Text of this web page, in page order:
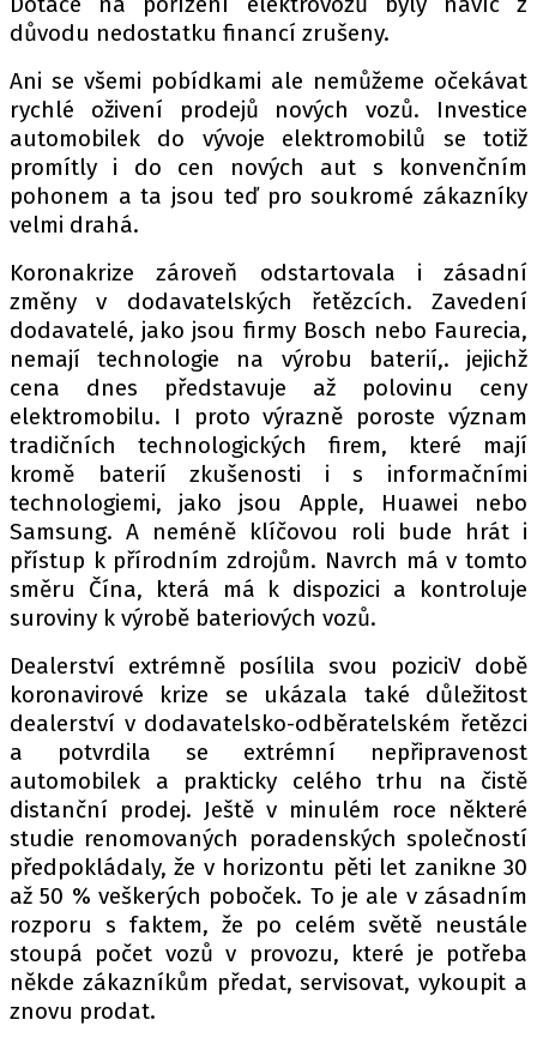
důvodu nedostatku financí zrušeny.
Ani se všemi pobídkami ale nemůžeme očekávat
rychlé oživení prodejů nových vozů. Investice
automobilek do vývoje elektromobilů se totiž
promítly i do cen nových aut s konvenčním
pohonem a ta jsou teď pro soukromé zákazníky
velmi drahá.
Koronakrize zároveň odstartovala i zásadní
změny v dodavatelských řetězcích. Zavedení
dodavatelé, jako jsou firmy Bosch nebo Faurecia,
nemají technologie na výrobu baterií,. jejichž
cena dnes představuje až polovinu ceny
elektromobilu. I proto výrazně poroste význam
tradičních technologických firem, které mají
kromě baterií zkušenosti i s informačními
technologiemi, jako jsou Apple, Huawei nebo
Samsung. A neméně klíčovou roli bude hrát i
přístup k přírodním zdrojům. Navrch má v tomto
směru Čína, která má k dispozici a kontroluje
suroviny k výrobě bateriových vozů.
Dealerství extrémně posílila svou poziciV době
koronavirové krize se ukázala také důležitost
dealerství v dodavatelsko-odběratelském řetězci
a potvrdila se extrémní nepřipravenost
automobilek a prakticky celého trhu na čistě
distanční prodej. Ještě v minulém roce některé
studie renomovaných poradenských společností
předpokládaly, že v horizontu pěti let zanikne 30
až 50 % veškerých poboček. To je ale v zásadním
rozporu s faktem, že po celém světě neustále
stoupá počet vozů v provozu, které je potřeba
někde zákazníkům předat, servisovat, vykoupit a
znovu prodat.